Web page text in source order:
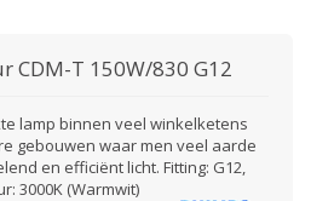
CDM-T 150W/830 G12
lamp binnen veel winkelketens
gebouwen waar men veel aarde
en efficiënt licht. Fitting: G12,
3000K (Warmwit)